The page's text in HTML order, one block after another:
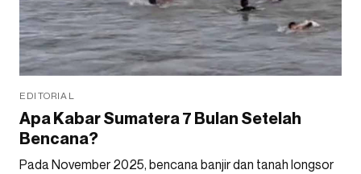
EDITORIAL
Apa Kabar Sumatera 7 Bulan Setelah
Bencana?
Pada November 2025, bencana banjir dan tanah longsor